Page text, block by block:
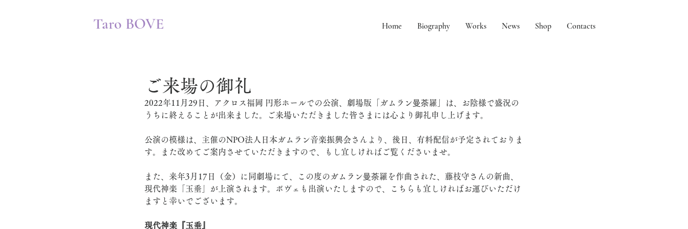
Taro BOVE Home Biography Works News Shop Contacts
ご来場の御礼
2022年11月29日、アクロス福岡 円形ホールでの公演、劇場版「ガムラン曼荼羅」は、お陰様で盛況の
うちに終えることが出来ました。ご来場いただきました皆さまには心より御礼申し上げます。
公演の模様は、主催のNPO法人日本ガムラン音楽振興会さんより、後日、有料配信が予定されておりま
す。また改めてご案内させていただきますので、もし宜しければご覧くださいませ。
また、来年3月17日（金）に同劇場にて、この度のガムラン曼荼羅を作曲された、藤枝守さんの新曲、
現代神楽「玉垂」が上演されます。ボヴェも出演いたしますので、こちらも宜しければお運びいただけ
ますと幸いでございます。
現代神楽『玉垂』